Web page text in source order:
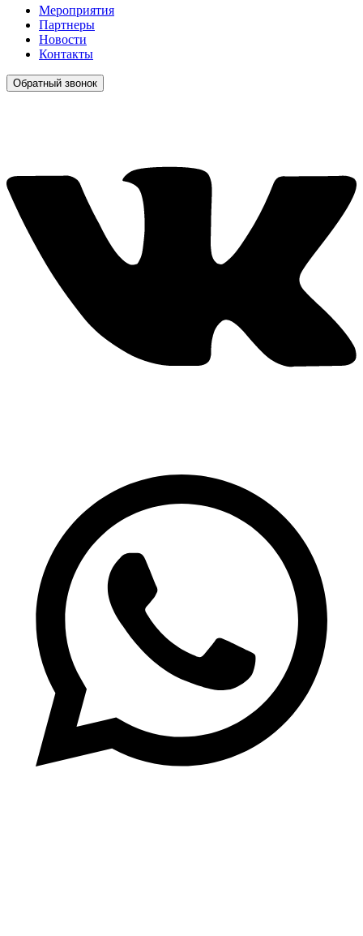
Мероприятия
Партнеры
Новости
Контакты
Обратный звонок